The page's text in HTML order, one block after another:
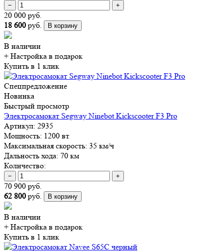
− +
20 000 руб.
18 600 руб. В корзину
В наличии
+ Настройка в подарок
Купить в 1 клик
Спецпредложение
Новинка
Быстрый просмотр
Электросамокат Segway Ninebot Kickscooter F3 Pro
Артикул: 2935
Мощность: 1200 вт
Максимальная скорость: 35 км/ч
Дальность хода: 70 км
Количество:
− +
70 900 руб.
62 800 руб. В корзину
В наличии
+ Настройка в подарок
Купить в 1 клик